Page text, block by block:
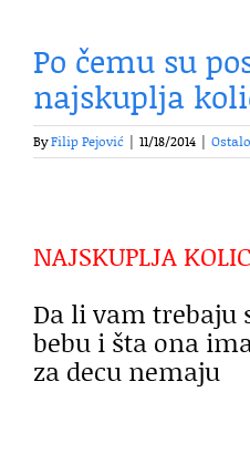
Po čemu su
najskuplja
ByFilip Pejović 11/18/2014 Ostalo
NAJSKUPLJA
Da li vam trebaju
bebu i šta ona
za decu nemaju